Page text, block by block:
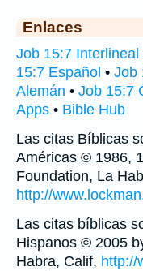
Enlaces
Job 15:7 Interlineal
15:7 Español • Job
Alemán • Job 15:7
Apps • Bible Hub
Las citas Bíblicas
Américas © 1986,
Foundation, La
http://
Las citas bíblicas
Hispanos © 2005
Habra, Calif, http://